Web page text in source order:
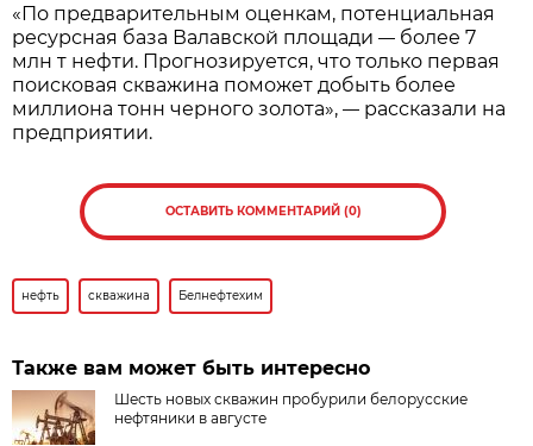
«По предварительным оценкам, потенциальная
ресурсная база Валавской площади— более 7
млн т нефти. Прогнозируется, что только первая
поисковая скважина поможет добыть более
миллиона тонн черного золота»,— рассказали на
предприятии.
ОСТАВИТЬ КОММЕНТАРИЙ (0)
нефть скважина Белнефтехим
Также вам может быть интересно
Шесть новых скважин пробурили белорусские
нефтяники в августе